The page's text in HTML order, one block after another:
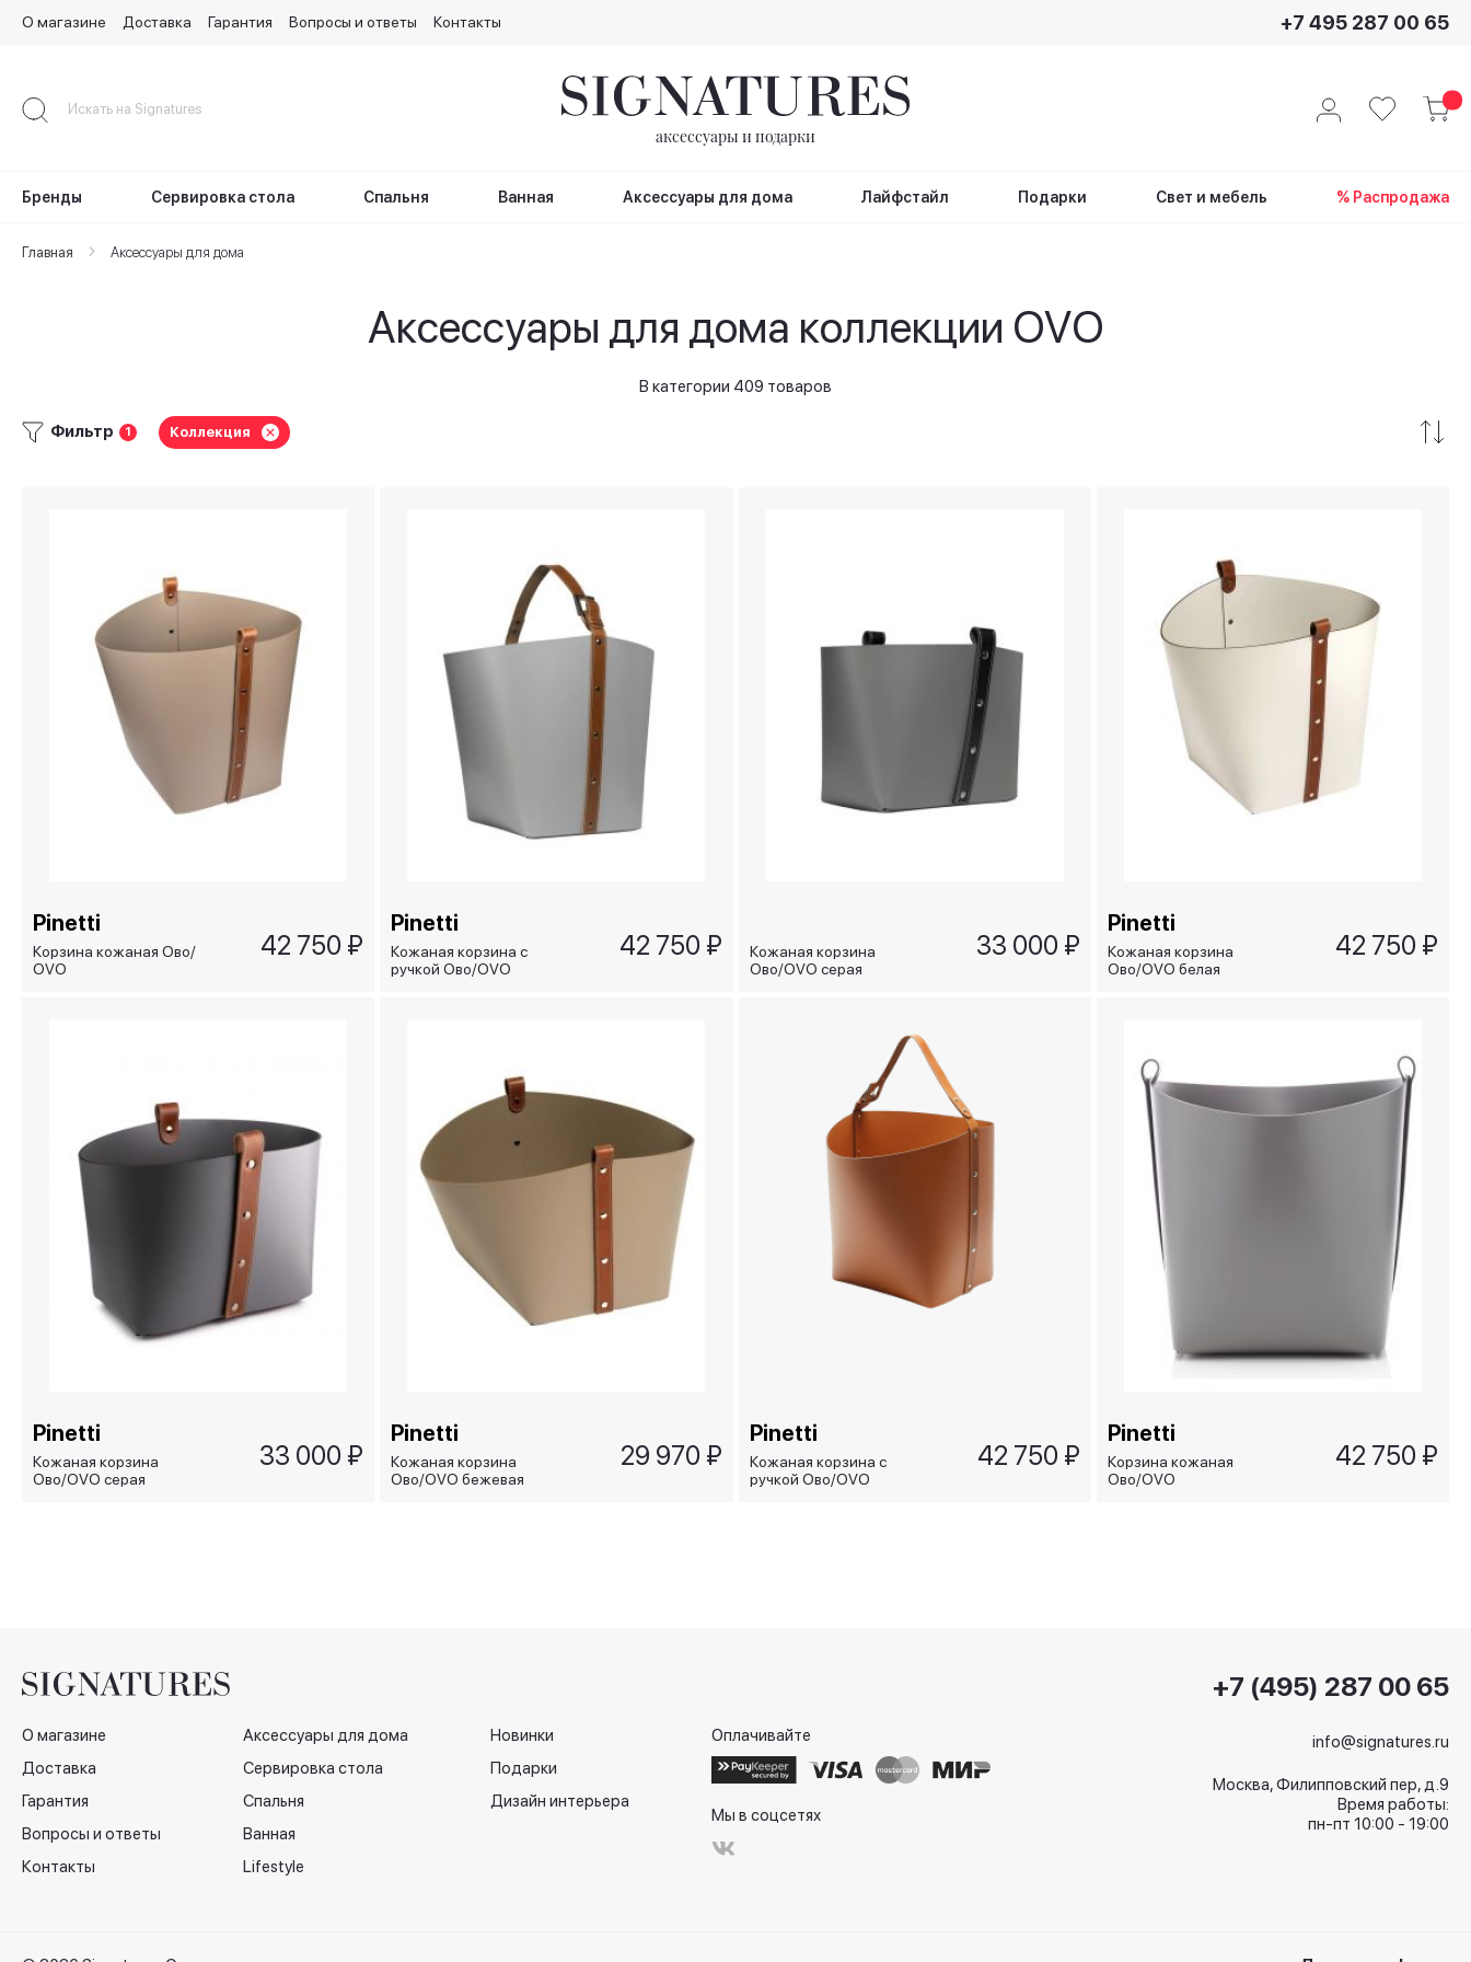
Content
О магазине Доставка Гарантия Вопросы и ответы Контакты +7 495 287 00 65
аксессуары и подарки
Бренды Сервировка стола Спальня Ванная Аксессуары для дома Лайфстайл Подарки Свет и мебель % Распродажа
Главная Аксессуары для дома
Аксессуары для дома коллекции OVO
В категории 409 товаров
Фильтр 1 Коллекция
Pinetti
Корзина кожаная Ово/
OVO
42 750 ₽
Pinetti
Кожаная корзина с
ручкой Ово/OVO
42 750 ₽
Кожаная корзина
Ово/OVO серая
33 000 ₽
Pinetti
Кожаная корзина
Ово/OVO белая
42 750 ₽
Pinetti
Кожаная корзина
Ово/OVO серая
33 000 ₽
Pinetti
Кожаная корзина
Ово/OVO бежевая
29 970 ₽
Pinetti
Кожаная корзина с
ручкой Ово/OVO
42 750 ₽
Pinetti
Корзина кожаная
Ово/OVO
42 750 ₽
+7 (495) 287 00 65
О магазине
Доставка
Гарантия
Вопросы и ответы
Контакты
Аксессуары для дома
Сервировка стола
Спальня
Ванная
Lifestyle
Новинки
Подарки
Дизайн интерьера
Оплачивайте
Мы в соцсетях
info@signatures.ru
Москва, Филипповский пер, д.9
Время работы:
пн-пт 10:00 - 19:00